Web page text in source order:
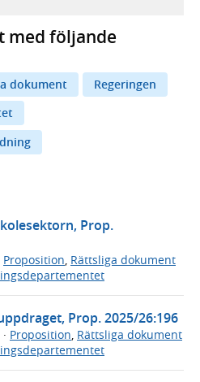
med följande
dokument
Regeringen
Prop.
Proposition, Rättsliga dokument
Prop. 2025/26:196
· Proposition Rättsliga dokument